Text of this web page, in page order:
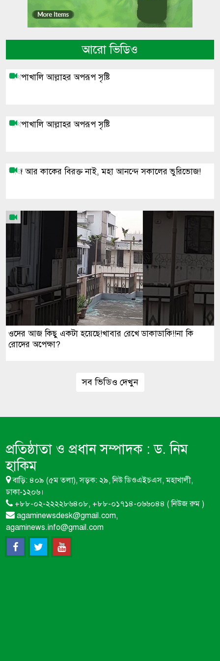
আরো ভিডিও
পাখপাখালি আল্লাহর অপরূপ সৃষ্টি
পাখপাখালি আল্লাহর অপরূপ সৃষ্টি
আজ আর কাকের বিরক্ত নাই, মহা আনন্দে সকালের ভুরিভোজ!
ওদের আজ কিছু একটা হয়েছে!খাবার রেখে ডাকাডাকি!!না কি
রোদের অপেক্ষা?
সব ভিডিও দেখুন
প্রতিষ্ঠাতা ও প্রধান সম্পাদক :ড. নিম
হাকিম
বাড়ি: ৪০৯ (৫ম তলা), সড়ক: ২৯, নিউ ডিওএইচএস, মহাখালী,
ঢাকা-১২০৬।
+৮৮-০২-২২২২৮৬৪০৮, +৮৮-০১৭১৪-০৬৬০৪৪ ( নিউজ রুম )
agaminewsdesk@gmail.com,
agaminews.info@gmail.com